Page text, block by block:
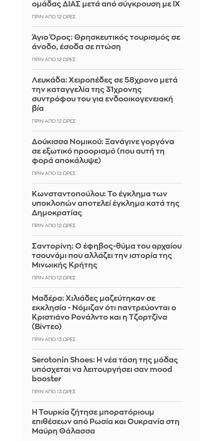
ομάδας ΔΙΑΣ μετά από σύγκρουση με ΙΧ
ΠΡΙΝ ΑΠΌ 12 ΏΡΕΣ
Άγιο Όρος: Θρησκευτικός τουρισμός σε
άνοδο, έσοδα σε πτώση
ΠΡΙΝ ΑΠΌ 12 ΏΡΕΣ
Λευκάδα: Χειροπέδες σε 58χρονο μετά
την καταγγελία της 31χρονης
συντρόφου του για ενδοοικογενειακή
βία
ΠΡΙΝ ΑΠΌ 12 ΏΡΕΣ
Δούκισσα Νομικού: Ξανάγινε γοργόνα
σε εξωτικό προορισμό (που αυτή τη
φορά αποκάλυψε)
ΠΡΙΝ ΑΠΌ 12 ΏΡΕΣ
Κωνσταντοπούλου: Το έγκλημα των
υποκλοπών αποτελεί έγκλημα κατά της
Δημοκρατίας
ΠΡΙΝ ΑΠΌ 12 ΏΡΕΣ
Σαντορίνη: Ο έφηβος-θύμα του αρχαίου
τσουνάμι που αλλάζει την ιστορία της
Μινωικής Κρήτης
ΠΡΙΝ ΑΠΌ 12 ΏΡΕΣ
Μαδέρα: Χιλιάδες μαζεύτηκαν σε
εκκλησία - Νόμιζαν ότι παντρεύονται ο
Κριστιάνο Ρονάλντο και η Τζορτζίνα
(Βίντεο)
ΠΡΙΝ ΑΠΌ 13 ΏΡΕΣ
Serotonin Shoes: Η νέα τάση της μόδας
υπόσχεται να λειτουργήσει σαν mood
booster
ΠΡΙΝ ΑΠΌ 13 ΏΡΕΣ
Η Τουρκία ζήτησε μπορατόριουμ
επιθέσεων από Ρωσία και Ουκρανία στη
Μαύρη Θάλασσα